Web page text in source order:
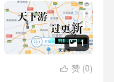
 1
 赞 (0)